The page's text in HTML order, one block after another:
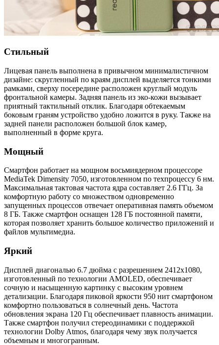
Стильный
Лицевая панель выполнена в привычном минималистичном
дизайне: скругленный по краям дисплей выделяется тонкими
рамками, сверху посередине расположен круглый модуль
фронтальной камеры. Задняя панель из эко-кожи вызывает
приятный тактильный отклик. Благодаря обтекаемым
боковым граням устройство удобно ложится в руку. Также на
задней панели расположен большой блок камер,
выполненный в форме круга.
Мощный
Смартфон работает на мощном восьмиядерном процессоре
MediaTek Dimensity 7050, изготовленном по техпроцессу 6 нм.
Максимальная тактовая частота ядра составляет 2.6 ГГц. За
комфортную работу со множеством одновременно
запущенных процессов отвечает оперативная память объемом
8 ГБ. Также смартфон оснащен 128 ГБ постоянной памяти,
которая позволяет хранить большое количество приложений и
файлов мультимедиа.
Яркий
Дисплей диагональю 6.7 дюйма с разрешением 2412x1080,
изготовленный по технологии AMOLED, обеспечивает
сочную и насыщенную картинку с высоким уровнем
детализации. Благодаря пиковой яркости 950 нит смартфоном
комфортно пользоваться в солнечный день. Частота
обновления экрана 120 Гц обеспечивает плавность анимации.
Также смартфон получил стереодинамики с поддержкой
технологии Dolby Atmos, благодаря чему звук получается
объемным и многогранным.